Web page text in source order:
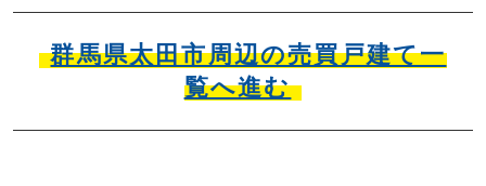
群馬県太田市周辺の売買戸建て一
覧へ進む